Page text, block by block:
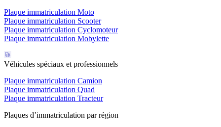
Plaque immatriculation Moto
Plaque immatriculation Scooter
Plaque immatriculation Cyclomoteur
Plaque immatriculation Mobylette
Véhicules spéciaux et professionnels
Plaque immatriculation Camion
Plaque immatriculation Quad
Plaque immatriculation Tracteur
Plaques d’immatriculation par région